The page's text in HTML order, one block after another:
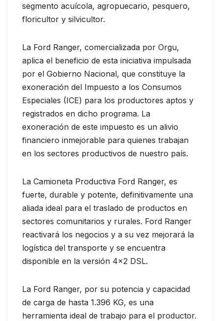
segmento acuícola, agropuecario, pesquero,
floricultor y silvicultor.
La Ford Ranger, comercializada por Orgu,
aplica el beneficio de esta iniciativa impulsada
por el Gobierno Nacional, que constituye la
exoneración del Impuesto a los Consumos
Especiales (ICE) para los productores aptos y
registrados en dicho programa. La
exoneración de este impuesto es un alivio
financiero inmejorable para quienes trabajan
en los sectores productivos de nuestro país.
La Camioneta Productiva Ford Ranger, es
fuerte, durable y potente, definitivamente una
aliada ideal para el traslado de productos en
sectores comunitarios y rurales. Ford Ranger
reactivará los negocios y a su vez mejorará la
logística del transporte y se encuentra
disponible en la versión 4×2 DSL.
La Ford Ranger, por su potencia y capacidad
de carga de hasta 1.396 KG, es una
herramienta ideal de trabajo para el productor.